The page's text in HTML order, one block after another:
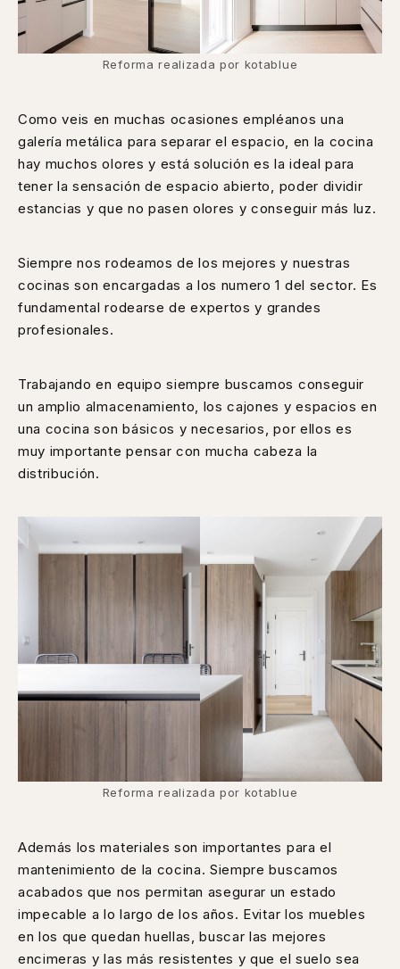
Reforma realizada por kotablue
Como veis en muchas ocasiones empléanos una
galería metálica para separar el espacio, en la cocina
hay muchos olores y está solución es la ideal para
tener la sensación de espacio abierto, poder dividir
estancias y que no pasen olores y conseguir más luz.
Siempre nos rodeamos de los mejores y nuestras
cocinas son encargadas a los numero 1 del sector. Es
fundamental rodearse de expertos y grandes
profesionales.
Trabajando en equipo siempre buscamos conseguir
un amplio almacenamiento, los cajones y espacios en
una cocina son básicos y necesarios, por ellos es
muy importante pensar con mucha cabeza la
distribución.
Reforma realizada por kotablue
Además los materiales son importantes para el
mantenimiento de la cocina. Siempre buscamos
acabados que nos permitan asegurar un estado
impecable a lo largo de los años. Evitar los muebles
en los que quedan huellas, buscar las mejores
encimeras y las más resistentes y que el suelo sea